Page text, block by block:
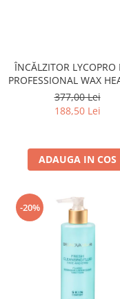
ÎNCĂLZITOR
PROFESSIONAL WAX
500ml
377,00 Lei
188,50 Lei
ADAUGA IN COS
-20%